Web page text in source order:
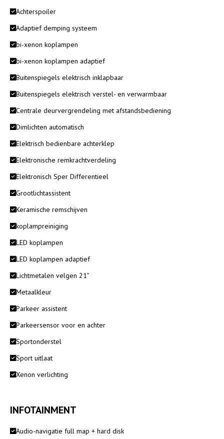
Achterspoiler
Adaptief demping systeem
bi-xenon koplampen
bi-xenon koplampen adaptief
Buitenspiegels elektrisch inklapbaar
Buitenspiegels elektrisch verstel- en verwarmbaar
Centrale deurvergrendeling met afstandsbediening
Dimlichten automatisch
Elektrisch bedienbare achterklep
Elektronische remkrachtverdeling
Elektronisch Sper Differentieel
Grootlichtassistent
Keramische remschijven
koplampreiniging
LED koplampen
LED koplampen adaptief
Lichtmetalen velgen 21"
Metaalkleur
Parkeer assistent
Parkeersensor voor en achter
Sportonderstel
Sport uitlaat
Xenon verlichting
INFOTAINMENT
Audio-navigatie full map + hard disk